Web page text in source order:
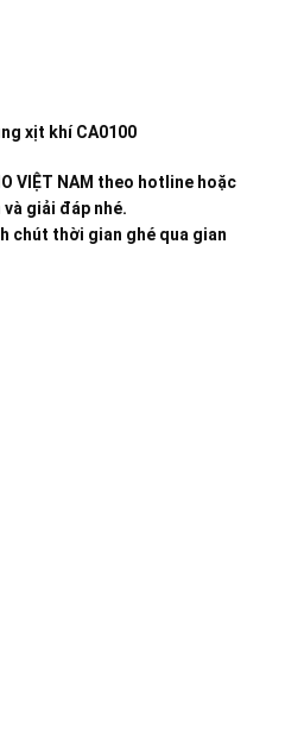
xịt khí CA0100
VIỆT NAM theo hotline hoặc
giải đáp nhé.
chút thời gian ghé qua gian